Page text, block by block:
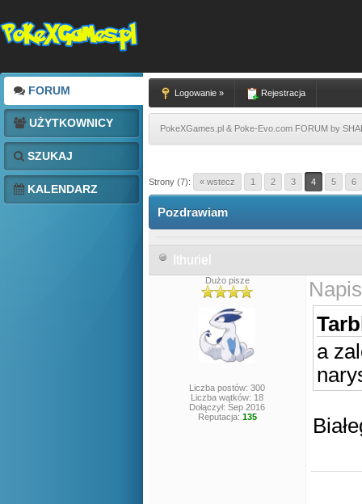
FORUM
UŻYTKOWNICY
SZUKAJ
KALENDARZ
Logowanie » Rejestracja
PokeXGames.pl & Poke-Evo.com FORUM by
Strony (7): « wstecz 1 2 3 4 5 6
Pozdrawiam
Ithuriel
Dużo pisze
Liczba postów: 300
Liczba wątków: 18
Dołączył: Sep 2016
Reputacja: 135
a